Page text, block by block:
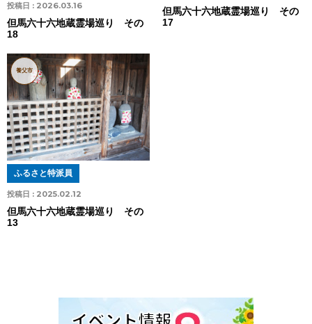
投稿日 : 2026.03.16
但馬六十六地蔵霊場巡り その
18
但馬六十六地蔵霊場巡り その
17
養父市
投稿日 : 2025.02.12
ふるさと特派員
但馬六十六地蔵霊場巡り その
13